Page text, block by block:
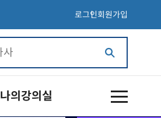
로그인회원가입
나의강의실